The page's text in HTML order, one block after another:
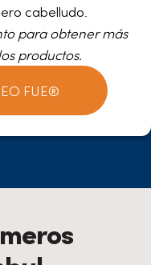
cabelludo.
para obtener más
productos.
FUE®